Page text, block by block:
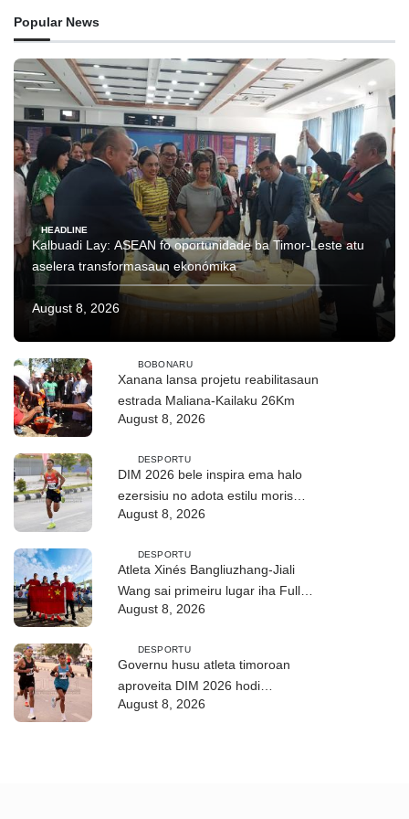
Popular News
HEADLINE
Kalbuadi Lay: ASEAN fo oportunidade ba Timor-Leste atu
aselera transformasaun ekonómika
August 8, 2026
BOBONARU
Xanana lansa projetu reabilitasaun
estrada Maliana-Kailaku 26Km
August 8, 2026
DESPORTU
DIM 2026 bele inspira ema halo
ezersisiu no adota estilu moris
saudável
August 8, 2026
DESPORTU
Atleta Xinés Bangliuzhang-Jiali
Wang sai primeiru lugar iha Full
Maratona 42Km
August 8, 2026
DESPORTU
Governu husu atleta timoroan
aproveita DIM 2026 hodi
dezenvolve kapasidade
August 8, 2026